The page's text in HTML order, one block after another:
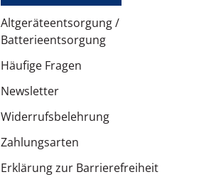
Altgeräteentsorgung /
Batterieentsorgung
Häufige Fragen
Newsletter
Widerrufsbelehrung
Zahlungsarten
Erklärung zur Barrierefreiheit